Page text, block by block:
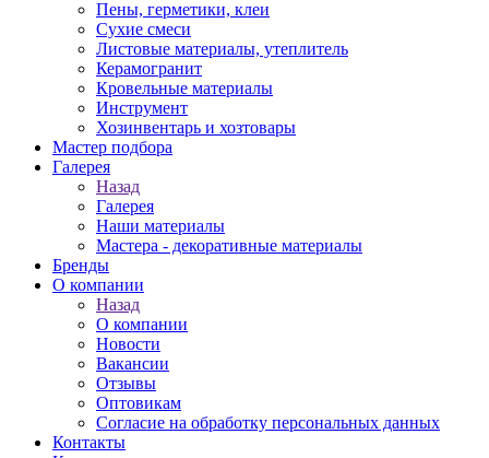
Пены, герметики, клеи
Сухие смеси
Листовые материалы, утеплитель
Керамогранит
Кровельные материалы
Инструмент
Хозинвентарь и хозтовары
Мастер подбора
Галерея
Назад
Галерея
Наши материалы
Мастера - декоративные материалы
Бренды
О компании
Назад
О компании
Новости
Вакансии
Отзывы
Оптовикам
Cогласие на обработку персональных данных
Контакты